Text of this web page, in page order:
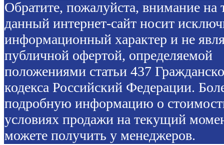
Обратите, пожалуйста, внимание на
данный интернет-сайт носит
информационный характер и не
публичной офертой, определяемой
положениями статьи 437
кодекса Российский Федерации.
подробную информацию о
условиях продажи на текущий
можете получить у менеджеров.